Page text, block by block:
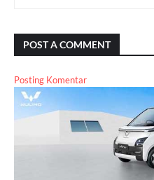
POST A COMMENT
Posting Komentar